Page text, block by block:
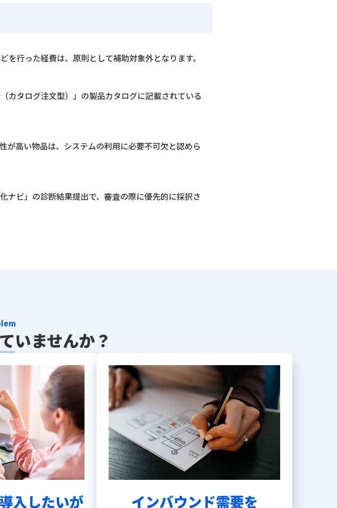
行った経費は、原則として補助対象外となります。
カタログ注文型）」の製品カタログに記載されている
が高い物品は、システムの利用に必要不可欠と認めら
ナビ」の診断結果提出で、審査の際に優先的に採択さ
いませんか？
入したいが インバウンド需要を